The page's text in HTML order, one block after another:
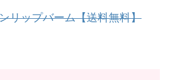
リップバーム【送料無料】